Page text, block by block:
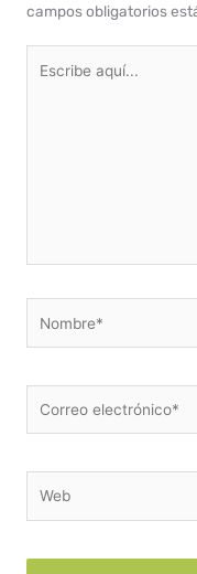
campos obligatorios
aquí...
electrónico*